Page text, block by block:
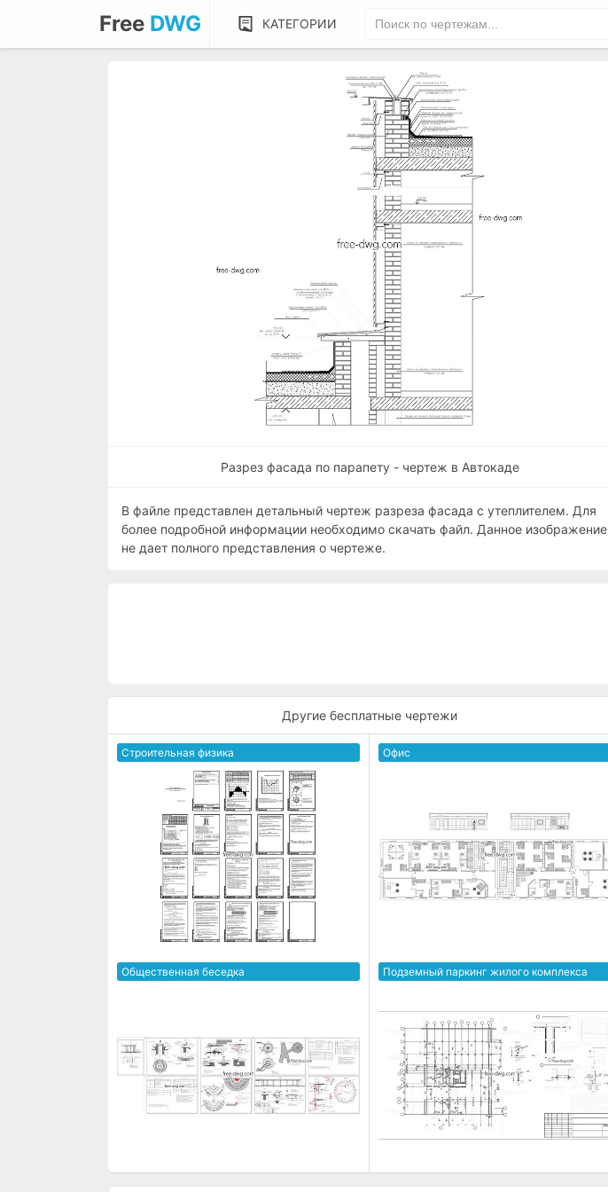
Free DWG КАТЕГОРИИ
Разрез фасада по парапету - чертеж в Автокаде
В файле представлен детальный чертеж разреза фасада c утеплителем. Для
более подробной информации необходимо скачать файл. Данное изображение
не дает полного представления о чертеже.
Другие бесплатные чертежи
Строительная физика Офис
Общественная беседка Подземный паркинг жилого комплекса